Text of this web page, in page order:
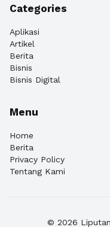
Categories
Aplikasi
Artikel
Berita
Bisnis
Bisnis Digital
Menu
Home
Berita
Privacy Policy
Tentang Kami
© 2026